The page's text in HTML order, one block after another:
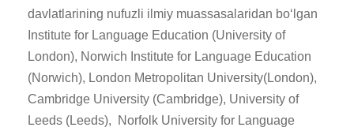
davlatlarining nufuzli ilmiy muassasalaridan bo‘lgan
Institute for Language Education (University of
London), Norwich Institute for Language Education
(Norwich), London Metropolitan University(London),
Cambridge University (Cambridge), University of
Leeds (Leeds), Norfolk University for Language